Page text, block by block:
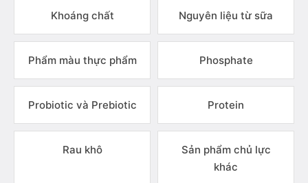
Khoáng chất Nguyên liệu từ sữa
Phẩm màu thực phẩm Phosphate
Probiotic và Prebiotic Protein
Rau khô
Sản phẩm chủ lực
khác